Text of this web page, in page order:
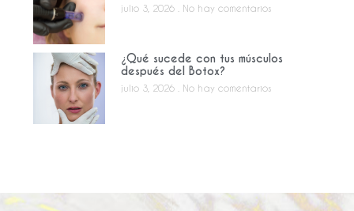
julio 3, 2026 No hay comentarios
¿Qué sucede con tus músculos
después del Botox?
julio 3, 2026 No hay comentarios